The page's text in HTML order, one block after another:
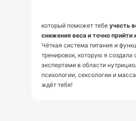
который поможет тебе учесть
снижения веса и точно прийти
Чёткая система питания и
тренировок, которую я создала
экспертами в области
психологии, сексологии и
ждёт тебя!